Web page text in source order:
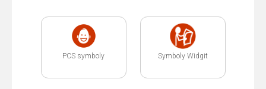
PCS symboly Symboly Widgit